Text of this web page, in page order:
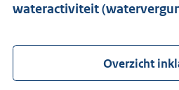
wateractiviteit
Overzicht